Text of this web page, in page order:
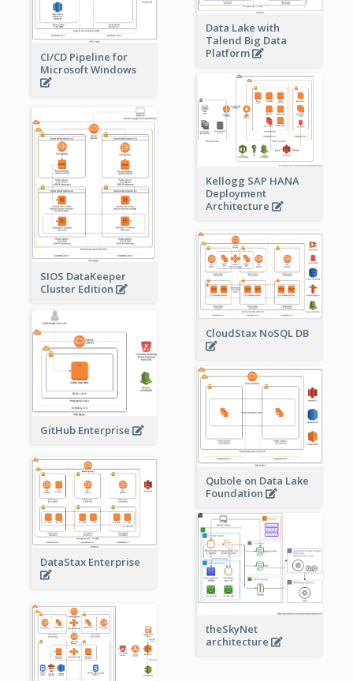
CI/CD Pipeline for
Microsoft Windows
Data Lake with
Talend Big Data
Platform
Kellogg SAP HANA
Deployment
Architecture
SIOS DataKeeper
Cluster Edition
CloudStax NoSQL DB
GitHub Enterprise
Qubole on Data Lake
Foundation
DataStax Enterprise
theSkyNet
architecture